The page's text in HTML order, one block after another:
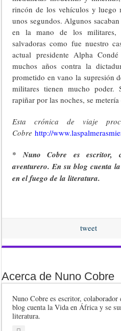
rincón de los vehículos y luego
unos segundos. Algunos
en la mano de los militares,
salvadoras como fue nuestro
actual presidente Alpha
muchos años contra la
prometido en vano la supresión
militares tienen mucho
rapiñar por las noches, se
Esta crónica de viaje
Cobre http://
* Nuno Cobre es escritor,
aventurero. En su blog cuenta
en el fuego de la literatura.
tweet
Acerca de Nuno Cobre
Nuno Cobre es escritor,
blog cuenta la Vida en África y se
literatura.